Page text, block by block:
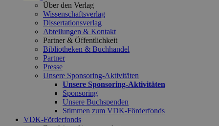
Über den Verlag
Wissenschaftsverlag
Dissertationsverlag
Abteilungen & Kontakt
Partner & Öffentlichkeit
Bibliotheken & Buchhandel
Partner
Presse
Unsere Sponsoring-Aktivitäten
Unsere Sponsoring-Aktivitäten
Sponsoring
Unsere Buchspenden
Stimmen zum VDK-Förderfonds
VDK-Förderfonds